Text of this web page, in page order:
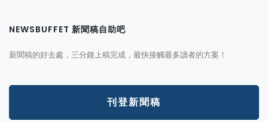
NEWSBUFFET 新聞稿自助吧
新聞稿的好去處，三分鐘上稿完成，最快接觸最多讀者的方案！
刊登新聞稿